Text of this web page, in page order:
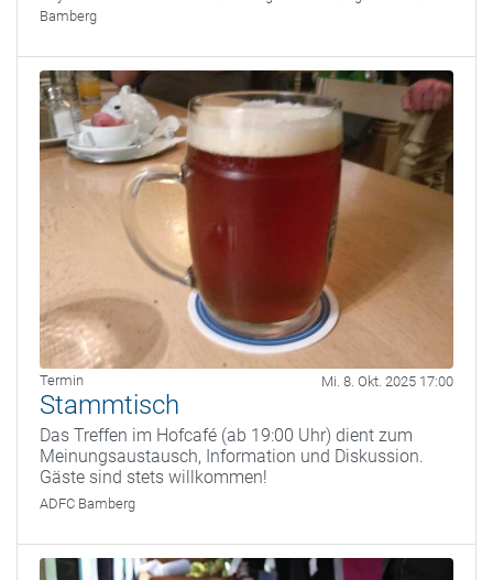
Bamberg
Termin Mi. 8. Okt. 2025 17:00
Stammtisch
Das Treffen im Hofcafé (ab 19:00 Uhr) dient zum
Meinungsaustausch, Information und Diskussion.
Gäste sind stets willkommen!
ADFC Bamberg